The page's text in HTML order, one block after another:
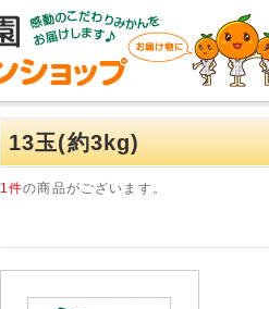
13玉(約3kg)
1件の商品がございます。